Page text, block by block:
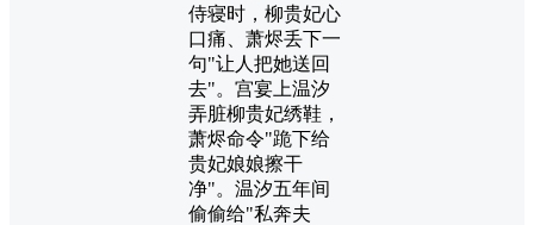
侍寝时，柳贵妃心
口痛、萧烬丢下一
句"让人把她送回
去"。宫宴上温汐
弄脏柳贵妃绣鞋，
萧烬命令"跪下给
贵妃娘娘擦干
净"。温汐五年间
偷偷给"私奔夫